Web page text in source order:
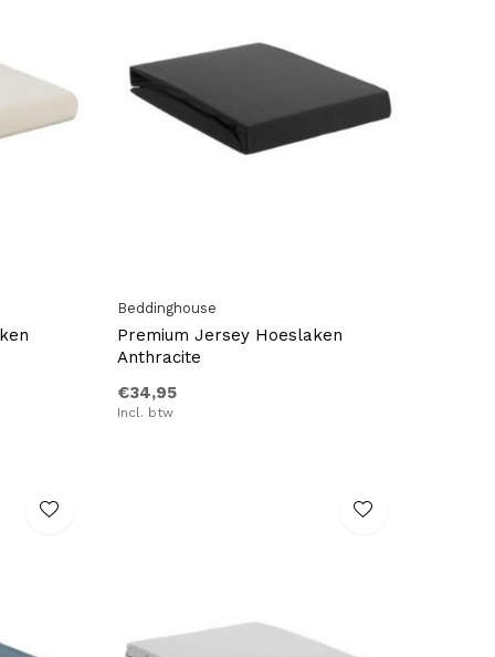
Beddinghouse
Premium Jersey Hoeslaken
Anthracite
€34,95
Incl. btw